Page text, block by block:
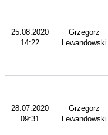
25.08.2020
14:22
Grzegorz
Lewandowski
28.07.2020
09:31
Grzegorz
Lewandowski